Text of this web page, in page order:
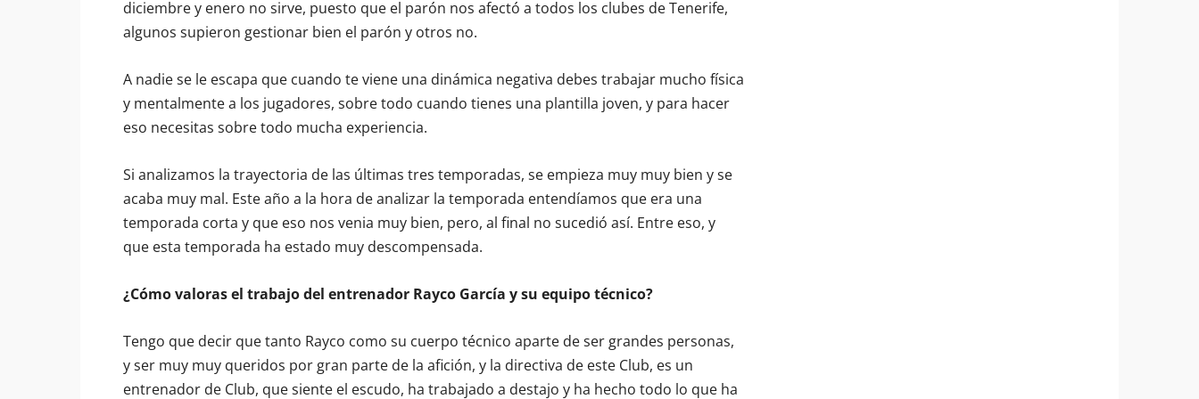
diciembre y enero no sirve, puesto que el parón nos afectó a todos los clubes de Tenerife,
algunos supieron gestionar bien el parón y otros no.
A nadie se le escapa que cuando te viene una dinámica negativa debes trabajar mucho física
y mentalmente a los jugadores, sobre todo cuando tienes una plantilla joven, y para hacer
eso necesitas sobre todo mucha experiencia.
Si analizamos la trayectoria de las últimas tres temporadas, se empieza muy muy bien y se
acaba muy mal. Este año a la hora de analizar la temporada entendíamos que era una
temporada corta y que eso nos venia muy bien, pero, al final no sucedió así. Entre eso, y
que esta temporada ha estado muy descompensada.
¿Cómo valoras el trabajo del entrenador Rayco García y su equipo técnico?
Tengo que decir que tanto Rayco como su cuerpo técnico aparte de ser grandes personas,
y ser muy muy queridos por gran parte de la afición, y la directiva de este Club, es un
entrenador de Club, que siente el escudo, ha trabajado a destajo y ha hecho todo lo que ha